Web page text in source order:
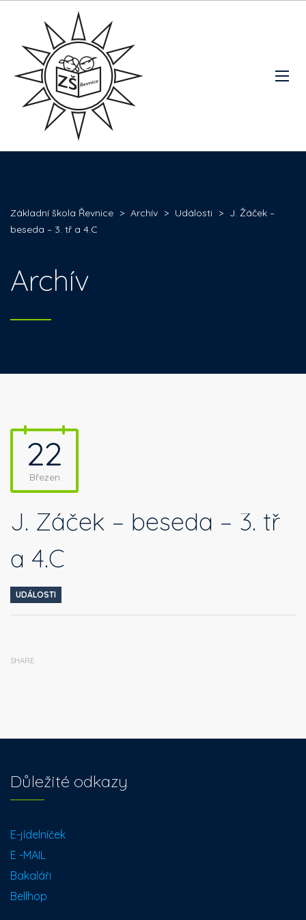
Základní škola Řevnice > Archív > Události > J. Žáček –
beseda – 3. tř a 4.C
Archív
22
Březen
J. Žáček – beseda – 3. tř
a 4.C
UDÁLOSTI
SHARE
Důležité odkazy
E-jídelníček
E -MAIL
Bakaláři
Bellhop